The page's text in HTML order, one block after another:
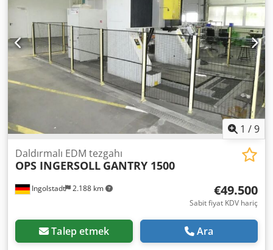
1 /9
Ingolstadt 2.188 km
Daldırmalı EDM tezgahı
OPS INGERSOLL GANTRY 1500
€49.500
Sabit fiyat KDV hariç
Talep etmek Ara